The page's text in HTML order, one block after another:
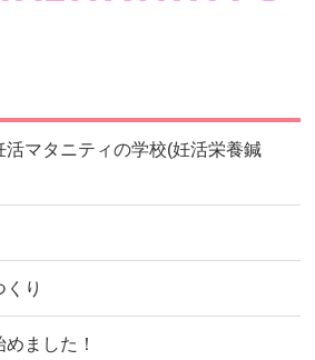
活マタニティの学校(妊活栄養鍼
り
ました！